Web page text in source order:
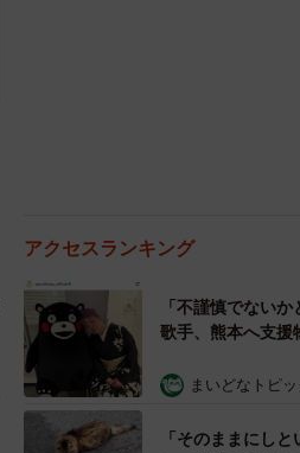
アクセスランキング
「不謹慎でない
歌手、熊本へ支
めらい 「痛いほ
まいどなトピッ
「そのままにしと